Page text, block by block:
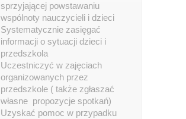
sprzyjającej powstawaniu
wspólnoty nauczycieli i dzieci
Systematycznie zasięgać
informacji o sytuacji dzieci i
przedszkola
Uczestniczyć w zajęciach
organizowanych przez
przedszkole ( także zgłaszać
własne propozycje spotkań)
Uzyskać pomoc w przypadku